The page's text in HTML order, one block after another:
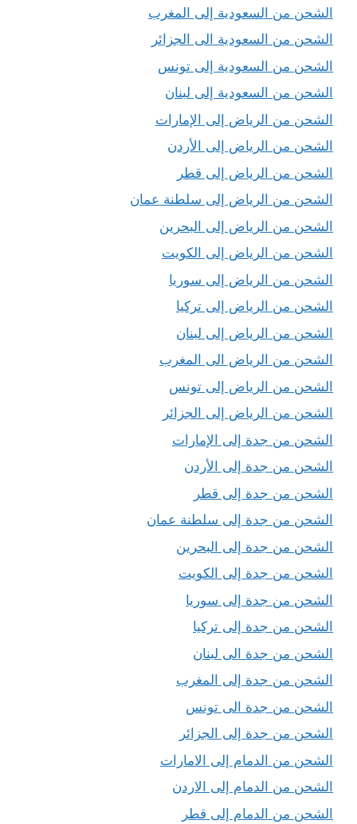
الشحن من السعودية إلى المغرب
الشحن من السعودية الى الجزائر
الشحن من السعودية إلى تونس
الشحن من السعودية إلى لبنان
الشحن من الرياض إلى الإمارات
الشحن من الرياض إلى الأردن
الشحن من الرياض إلى قطر
الشحن من الرياض إلى سلطنة عمان
الشحن من الرياض إلى البحرين
الشحن من الرياض إلى الكويت
الشحن من الرياض إلى سوريا
الشحن من الرياض إلى تركيا
الشحن من الرياض إلى لبنان
الشحن من الرياض الى المغرب
الشحن من الرياض إلى تونس
الشحن من الرياض إلى الجزائر
الشحن من جدة إلى الإمارات
الشحن من جدة إلى الأردن
الشحن من جدة إلى قطر
الشحن من جدة إلى سلطنة عمان
الشحن من جدة إلى البحرين
الشحن من جدة إلى الكويت
الشحن من جدة إلى سوريا
الشحن من جدة إلى تركيا
الشحن من جدة الى لبنان
الشحن من جدة إلى المغرب
الشحن من جدة الى تونس
الشحن من جدة إلى الجزائر
الشحن من الدمام إلى الامارات
الشحن من الدمام إلى الاردن
الشحن من الدمام إلى قطر